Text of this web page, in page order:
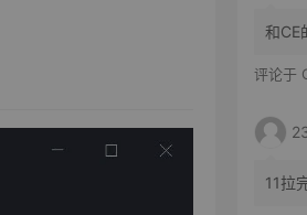
和CE
评论于
11拉